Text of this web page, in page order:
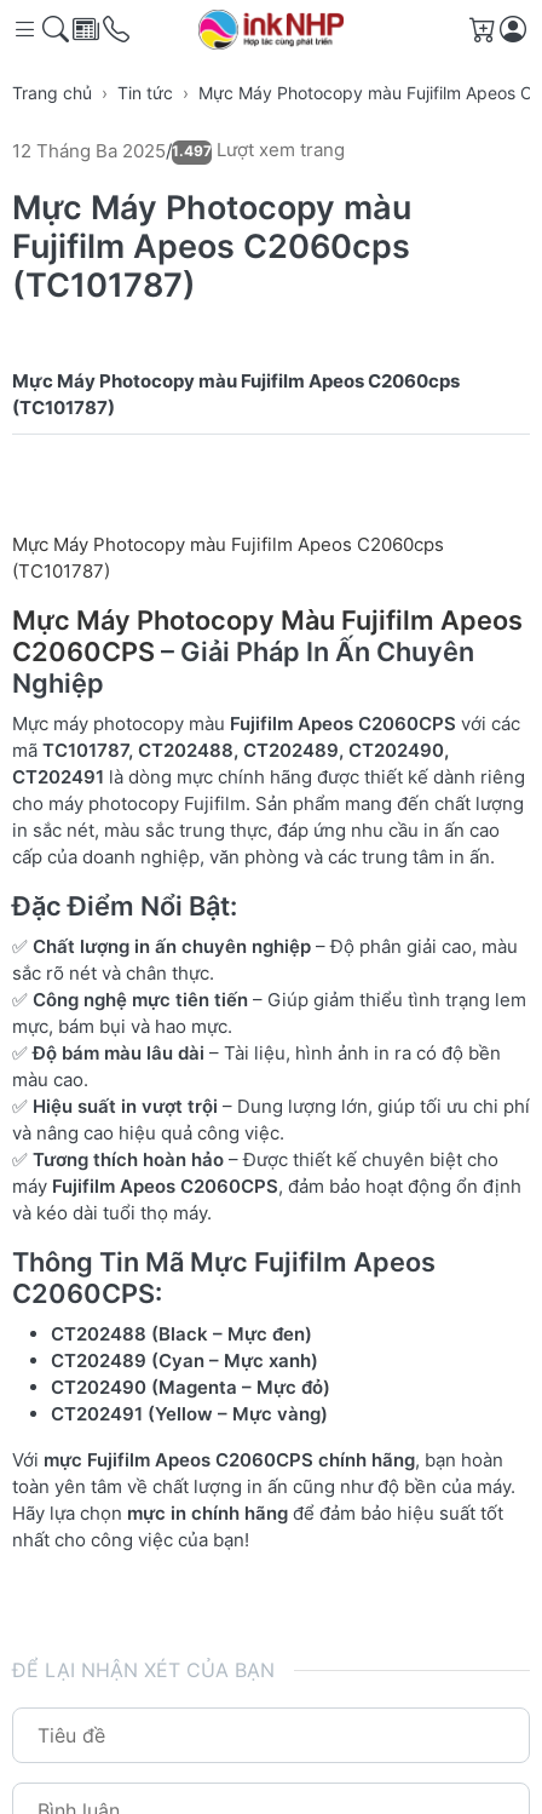
Giỏ
Trang chủ Tin tức Mực Máy Photocopy màu Fujifilm Apeos
12 Tháng Ba 2025/1.497 Lượt xem trang
Mực Máy Photocopy màu
Fujifilm Apeos C2060cps
(TC101787)
Mực Máy Photocopy màu Fujifilm Apeos C2060cps
Mực Máy Photocopy màu Fujifilm Apeos C2060cps
(TC101787)
Mực Máy Photocopy Màu Fujifilm Apeos
C2060CPS – Giải Pháp In Ấn Chuyên
Nghiệp
Mực máy photocopy màu Fujifilm Apeos C2060CPS với các
mã TC101787, CT202488, CT202489, CT202490,
CT202491 là dòng mực chính hãng được thiết kế dành riêng
cho máy photocopy Fujifilm. Sản phẩm mang đến chất lượng
in sắc nét, màu sắc trung thực, đáp ứng nhu cầu in ấn cao
cấp của doanh nghiệp, văn phòng và các trung tâm in ấn.
Đặc Điểm Nổi Bật:
✅ Chất lượng in ấn chuyên nghiệp – Độ phân giải cao, màu
sắc rõ nét và chân thực.
✅ Công nghệ mực tiên tiến – Giúp giảm thiểu tình trạng lem
mực, bám bụi và hao mực.
✅Độ bám màu lâu dài – Tài liệu, hình ảnh in ra có độ bền
màu cao.
✅ Hiệu suất in vượt trội – Dung lượng lớn, giúp tối ưu chi phí
và nâng cao hiệu quả công việc.
✅ Tương thích hoàn hảo – Được thiết kế chuyên biệt cho
máy Fujifilm Apeos C2060CPS, đảm bảo hoạt động ổn định
và kéo dài tuổi thọ máy.
Thông Tin Mã Mực Fujifilm Apeos
C2060CPS:
CT202488 (Black – Mực đen)
CT202489 (Cyan – Mực xanh)
CT202490 (Magenta – Mực đỏ)
CT202491 (Yellow – Mực vàng)
Với mực Fujifilm Apeos C2060CPS chính hãng, bạn hoàn
toàn yên tâm về chất lượng in ấn cũng như độ bền của máy.
Hãy lựa chọn mực in chính hãng để đảm bảo hiệu suất tốt
nhất cho công việc của bạn!
ĐỂ LẠI NHẬN XÉT CỦA BẠN